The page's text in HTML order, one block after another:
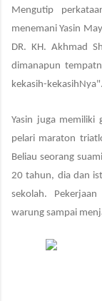
Mengutip
menemani Yasin
DR. KH. Akhmad
dimanapun
kekasih-kekasihNya".
Yasin juga memiliki
pelari maraton
Beliau seorang
20 tahun, dia dan
sekolah.
warung sampai